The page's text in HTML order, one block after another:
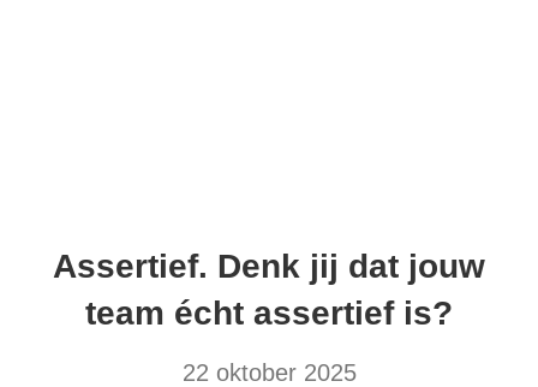
ARTIKELEN
Assertief. Denk jij dat jouw
team écht assertief is?
22 oktober 2025